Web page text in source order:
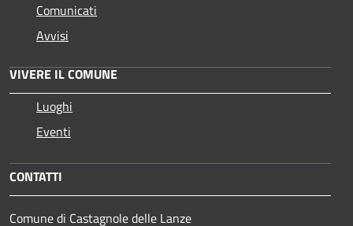
Comunicati
Avvisi
VIVERE IL COMUNE
Luoghi
Eventi
CONTATTI
Comune di Castagnole delle Lanze